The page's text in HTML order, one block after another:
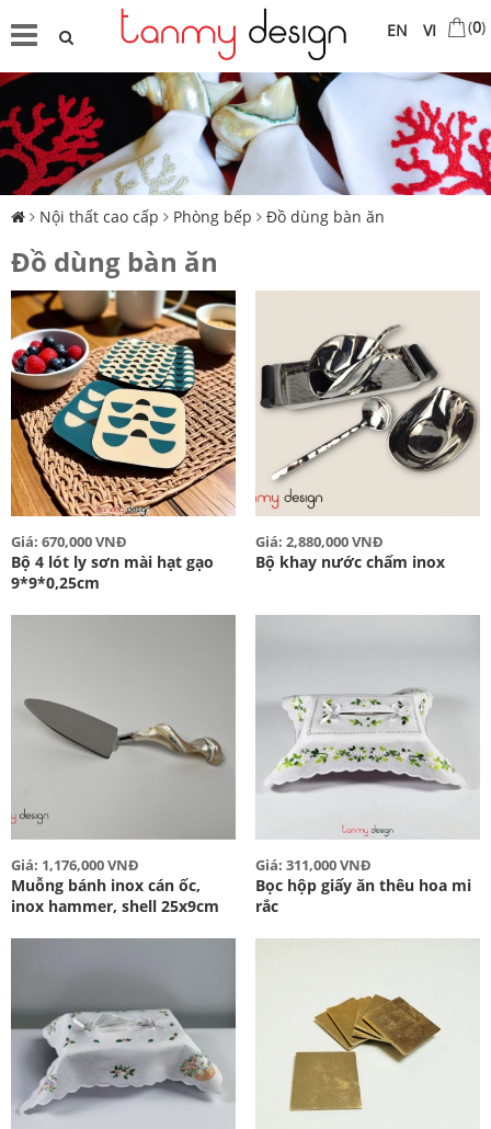
VI
EN (0)
Nội thất cao cấp Phòng bếp Đồ dùng bàn ăn
Đồ dùng bàn ăn
Giá: 670,000 VNĐ
Bộ 4 lót ly sơn mài hạt gạo
9*9*0,25cm
Giá: 2,880,000 VNĐ
Bộ khay nước chấm inox
Giá: 1,176,000 VNĐ
Muỗng bánh inox cán ốc,
inox hammer, shell 25x9cm
Giá: 311,000 VNĐ
Bọc hộp giấy ăn thêu hoa mi
rắc